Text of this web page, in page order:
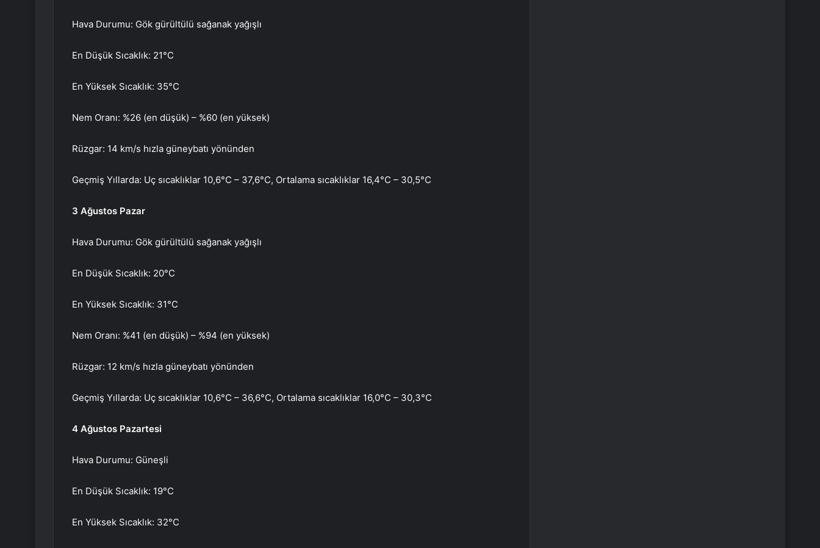
Hava Durumu: Gök gürültülü sağanak yağışlı
En Düşük Sıcaklık: 21°C
En Yüksek Sıcaklık: 35°C
Nem Oranı: %26 (en düşük) – %60 (en yüksek)
Rüzgar: 14 km/s hızla güneybatı yönünden
Geçmiş Yıllarda: Uç sıcaklıklar 10,6°C – 37,6°C, Ortalama sıcaklıklar 16,4°C – 30,5°C
3 Ağustos Pazar
Hava Durumu: Gök gürültülü sağanak yağışlı
En Düşük Sıcaklık: 20°C
En Yüksek Sıcaklık: 31°C
Nem Oranı: %41 (en düşük) – %94 (en yüksek)
Rüzgar: 12 km/s hızla güneybatı yönünden
Geçmiş Yıllarda: Uç sıcaklıklar 10,6°C – 36,6°C, Ortalama sıcaklıklar 16,0°C – 30,3°C
4 Ağustos Pazartesi
Hava Durumu: Güneşli
En Düşük Sıcaklık: 19°C
En Yüksek Sıcaklık: 32°C